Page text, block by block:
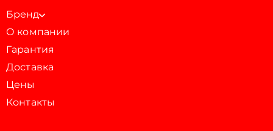
Бренд
О компании
Гарантия
Доставка
Цены
Контакты